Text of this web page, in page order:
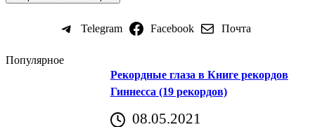
Telegram Facebook Почта
Популярное
Рекордные глаза в Книге рекордов
Гиннесса (19 рекордов)
08.05.2021